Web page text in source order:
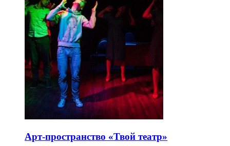
Арт-пространство «Твой театр»